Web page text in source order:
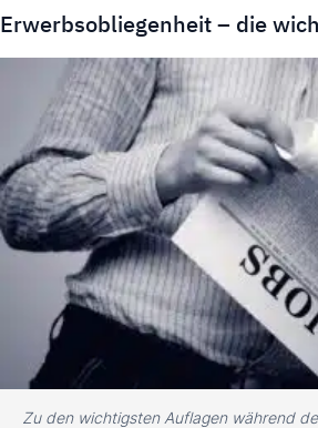
Erwerbsobliegenheit – die
Zu den wichtigsten Auflagen während